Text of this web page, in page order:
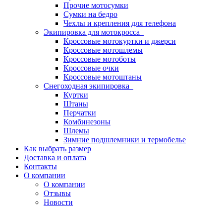
Прочие мотосумки
Сумки на бедро
Чехлы и крепления для телефона
Экипировка для мотокросса
Кроссовые мотокуртки и джерси
Кроссовые мотошлемы
Кроссовые мотоботы
Кроссовые очки
Кроссовые мотоштаны
Снегоходная экипировка
Куртки
Штаны
Перчатки
Комбинезоны
Шлемы
Зимние подшлемники и термобелье
Как выбрать размер
Доставка и оплата
Контакты
О компании
О компании
Отзывы
Новости